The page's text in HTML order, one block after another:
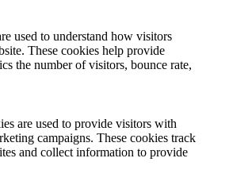
used to understand how visitors
These cookies help provide
the number of visitors, bounce rate,
are used to provide visitors with
campaigns. These cookies track
and collect information to provide